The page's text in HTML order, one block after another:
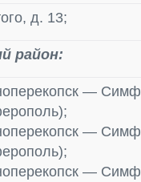
д. 13;
район:
—
—
—